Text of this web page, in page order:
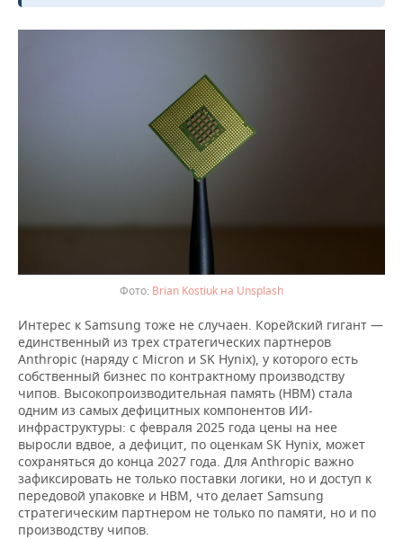
Brian Kostiuk на Unsplash
Интерес к Samsung тоже не случаен. Корейский гигант —
единственный из трех стратегических партнеров
Anthropic (наряду с Micron и SK Hynix), у которого есть
собственный бизнес по контрактному производству
чипов. Высокопроизводительная память (HBM) стала
одним из самых дефицитных компонентов ИИ-
инфраструктуры: с февраля 2025 года цены на нее
выросли вдвое, а дефицит, по оценкам SK Hynix, может
сохраняться до конца 2027 года. Для Anthropic важно
зафиксировать не только поставки логики, но и доступ к
передовой упаковке и HBM, что делает Samsung
стратегическим партнером не только по памяти, но и по
производству чипов.